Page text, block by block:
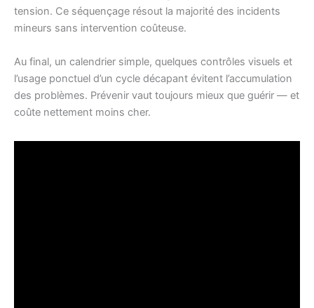
tension. Ce séquençage résout la majorité des incidents
mineurs sans intervention coûteuse.
Au final, un calendrier simple, quelques contrôles visuels et
l’usage ponctuel d’un cycle décapant évitent l’accumulation
des problèmes. Prévenir vaut toujours mieux que guérir — et
coûte nettement moins cher.